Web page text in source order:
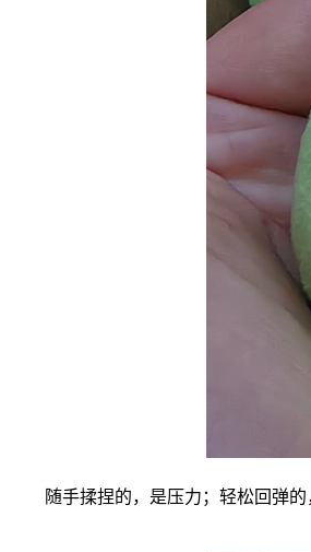
随手揉捏的，是压力；轻松回弹